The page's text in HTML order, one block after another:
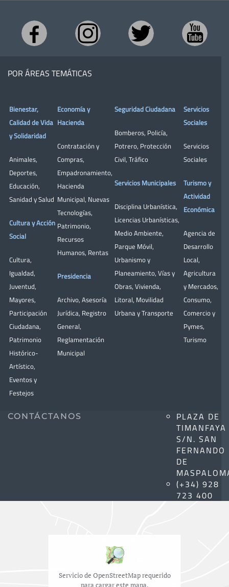
POR ÁREAS TEMÁTICAS
Bienestar,
Calidad de Vida
y Solidaridad
Animales,
Deportes,
Educación,
Sanidad y Salud
Cultura y Acción
Social
Cultura,
Igualdad,
Juventud,
Mayores,
Participación
Ciudadana,
Patrimonio
Histórico-
Artístico,
Eventos y
Festejos
Economía y
Hacienda
Contratación y
Compras,
Empadronamiento,
Hacienda
Municipal, Nuevas
Tecnologías,
Patrimonio,
Recursos
Humanos, Rentas
Presidencia
Archivo, Asesoría
Jurídica, Registro
General,
Reglamentación
Municipal
Seguridad Ciudadana
Bomberos, Policía,
Potrero, Protección
Civil, Tráfico
Servicios Municipales
Disciplina Urbanística,
Licencias Urbanísticas,
Medio Ambiente,
Parque Móvil,
Urbanismo y
Planeamiento, Vías y
Obras, Vivienda,
Litoral, Movilidad
Urbana y Transporte
Servicios
Sociales
Servicios
Sociales
Turismo y
Actividad
Económica
Agencia de
Desarrollo
Local,
Agricultura
y Mercados,
Consumo,
Comercio y
Pymes,
Turismo
CONTÁCTANOS
PLAZA DE
TIMANFAYA
S/N. SAN
FERNANDO
DE
(+34) 928
723 400
Servicio de OpenStreetMap requerido
para cargar este mapa.